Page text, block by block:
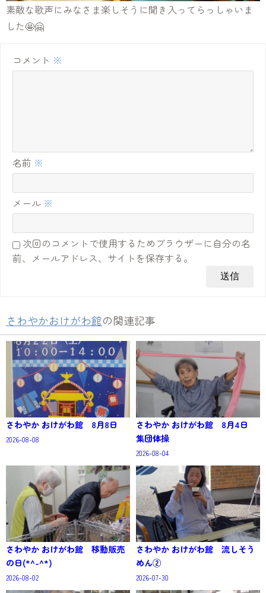
素敵な歌声にみなさま楽しそうに聞き入ってらっしゃいま
した🤩🤗
コメント ※
名前 ※
メール ※
次回のコメントで使用するためブラウザーに自分の名
前、メールアドレス、サイトを保存する。
さわやかおけがわ館の関連記事
さわやか おけがわ館 8月8日
2026-08-08
さわやか おけがわ館 8月4日
集団体操
2026-08-04
さわやか おけがわ館 移動販売
の日(*^-^*)
2026-08-02
さわやか おけがわ館 流しそう
めん②
2026-07-30